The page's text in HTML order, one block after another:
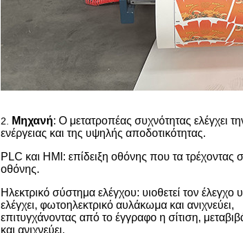
2. Μηχανή: Ο μετατροπέας συχνότητας ελέγχει
ενέργειας και της υψηλής αποδοτικότητας.
PLC και HMI: επίδειξη οθόνης που τα
οθόνης.
Ηλεκτρικό σύστημα ελέγχου: υιοθετεί τον
ελέγχει, φωτοηλεκτρικό αυλάκωμα και ανιχνεύει,
επιτυγχάνοντας από το έγγραφο η σίτιση,
και ανιχνεύει.